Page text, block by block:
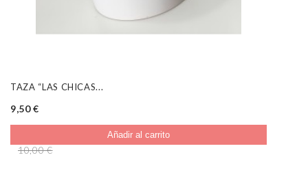
TAZA “LAS CHICAS...
9,50 €
Añadir al carrito
10,00 €